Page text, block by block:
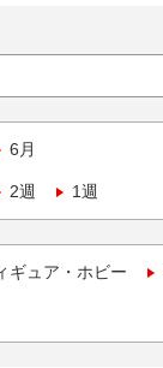
6月
2週 1週
ギュア・ホビー